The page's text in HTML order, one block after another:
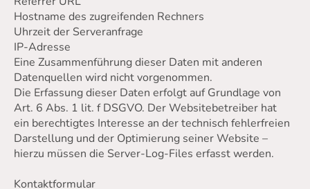
Hostname des zugreifenden Rechners
Uhrzeit der Serveranfrage
IP-Adresse
Eine Zusammenführung dieser Daten mit anderen
Datenquellen wird nicht vorgenommen.
Die Erfassung dieser Daten erfolgt auf Grundlage von
Art. 6 Abs. 1 lit. f DSGVO. Der Websitebetreiber hat
ein berechtigtes Interesse an der technisch fehlerfreien
Darstellung und der Optimierung seiner Website –
hierzu müssen die Server-Log-Files erfasst werden.
Kontaktformular